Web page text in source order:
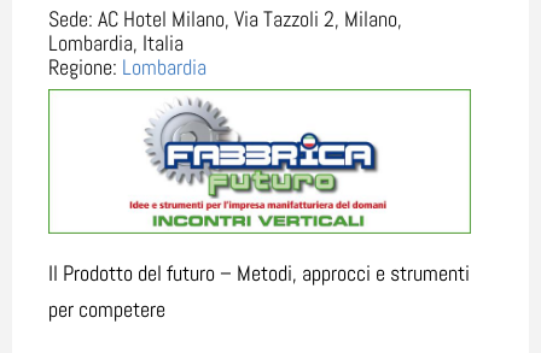
Sede: AC Hotel Milano, Via Tazzoli 2, Milano,
Lombardia, Italia
Regione: Lombardia
Il Prodotto del futuro – Metodi, approcci e strumenti
per competere